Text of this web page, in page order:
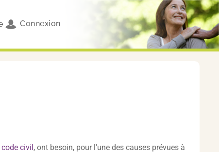
Connexion
civil, ont besoin, pour l'une des causes prévues à